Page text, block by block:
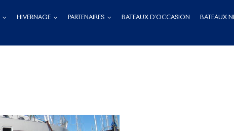
HIVERNAGE PARTENAIRES BATEAUX D’OCCASION BATEAUX